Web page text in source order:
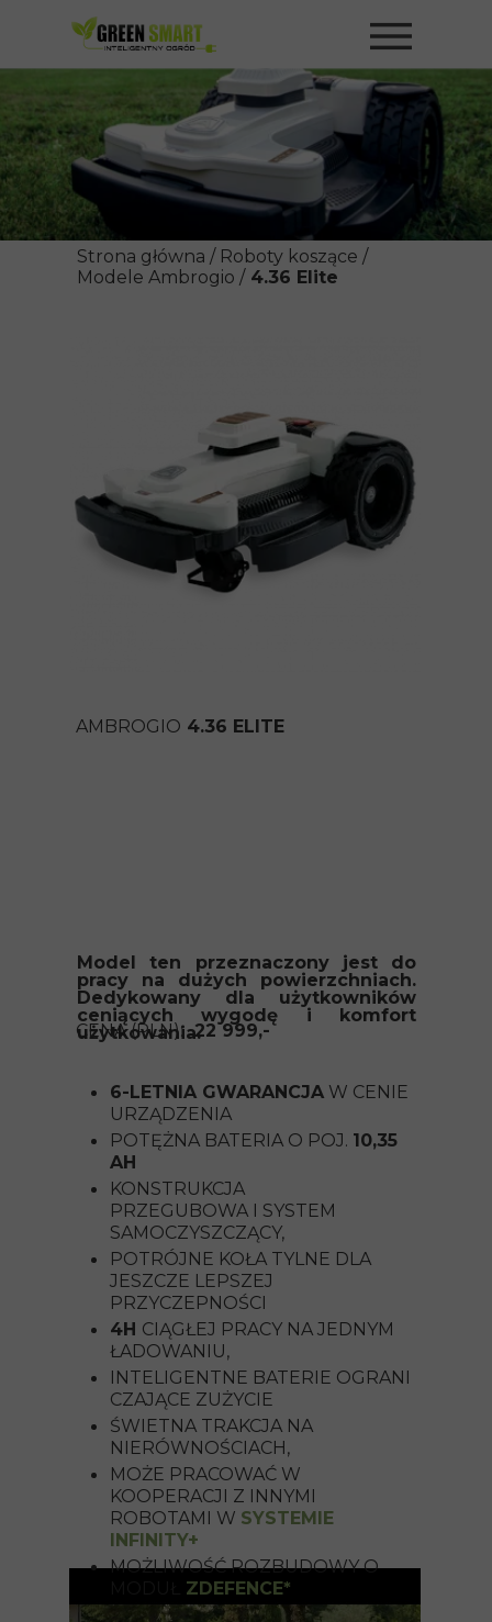
CENA (PLN):22 999,-
AMBROGIO 4.36 ELITE
Model ten przeznaczony jest do
pracy na dużych powierzchniach.
Dedykowany dla użytkowników
ceniących wygodę i komfort
użytkowania.
6-LETNIA GWARANCJA W CENIE
URZĄDZENIA
POTĘŻNA BATERIA O POJ. 10,35
AH
KONSTRUKCJA
PRZEGUBOWA I SYSTEM
SAMOCZYSZCZĄCY,
POTRÓJNE KOŁA TYLNE DLA
JESZCZE LEPSZEJ
PRZYCZEPNOŚCI
4H CIĄGŁEJ PRACY NA JEDNYM
ŁADOWANIU,
INTELIGENTNE BATERIE OGRANI
CZAJĄCE ZUŻYCIE
ŚWIETNA TRAKCJA NA
NIERÓWNOŚCIACH,
MOŻE PRACOWAĆ W
KOOPERACJI Z INNYMI
ROBOTAMI W SYSTEMIE
INFINITY+
MOŻLIWOŚĆ ROZBUDOWY O
ZDEFENCE*
Strona główna / Roboty koszące /
Modele Ambrogio /4.36 Elite